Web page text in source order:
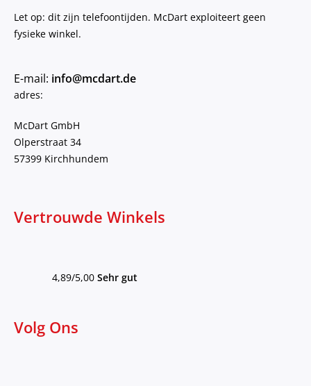
Let op: dit zijn telefoontijden. McDart exploiteert geen
fysieke winkel.
E-mail: info@mcdart.de
adres:
McDart GmbH
Olperstraat 34
57399 Kirchhundem
Vertrouwde Winkels
4,89/5,00 Sehr gut
Volg Ons